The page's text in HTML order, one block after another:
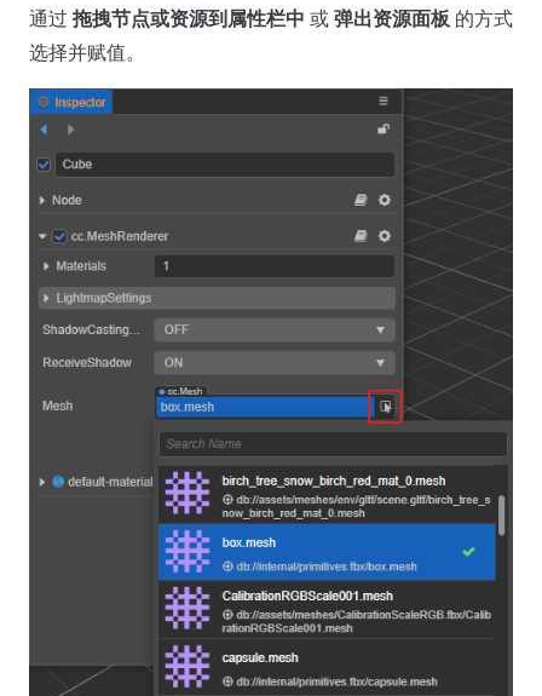
通过 拖拽节点或资源到属性栏中 或 弹出资源面板 的方式
选择并赋值。